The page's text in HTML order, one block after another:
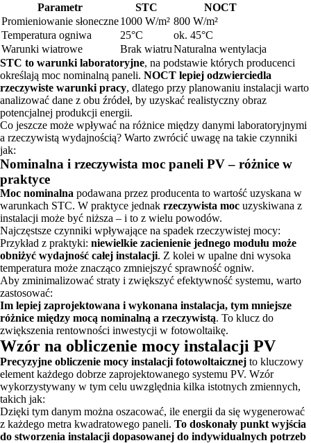
Parametr
STC
NOCT
Promieniowanie słoneczne1000 W/m² 800 W/m²
Temperatura ogniwa
25°C
ok. 45°C
Warunki wiatrowe
Brak wiatruNaturalna wentylacja
STC to warunki laboratoryjne, na podstawie których producenci
określają moc nominalną paneli. NOCT lepiej odzwierciedla
rzeczywiste warunki pracy, dlatego przy planowaniu instalacji warto
analizować dane z obu źródeł, by uzyskać realistyczny obraz
potencjalnej produkcji energii.
Co jeszcze może wpływać na różnice między danymi laboratoryjnymi
a rzeczywistą wydajnością? Warto zwrócić uwagę na takie czynniki
jak:
Nominalna i rzeczywista moc paneli PV – różnice w
praktyce
Moc nominalna podawana przez producenta to wartość uzyskana w
warunkach STC. W praktyce jednak rzeczywista moc uzyskiwana z
instalacji może być niższa – i to z wielu powodów.
Najczęstsze czynniki wpływające na spadek rzeczywistej mocy:
Przykład z praktyki: niewielkie zacienienie jednego modułu może
obniżyć wydajność całej instalacji. Z kolei w upalne dni wysoka
temperatura może znacząco zmniejszyć sprawność ogniw.
Aby zminimalizować straty i zwiększyć efektywność systemu, warto
zastosować:
Im lepiej zaprojektowana i wykonana instalacja, tym mniejsze
różnice między mocą nominalną a rzeczywistą. To klucz do
zwiększenia rentowności inwestycji w fotowoltaikę.
Wzór na obliczenie mocy instalacji PV
Precyzyjne obliczenie mocy instalacji fotowoltaicznej to kluczowy
element każdego dobrze zaprojektowanego systemu PV. Wzór
wykorzystywany w tym celu uwzględnia kilka istotnych zmiennych,
takich jak:
Dzięki tym danym można oszacować, ile energii da się wygenerować
z każdego metra kwadratowego paneli. To doskonały punkt wyjścia
do stworzenia instalacji dopasowanej do indywidualnych potrzeb